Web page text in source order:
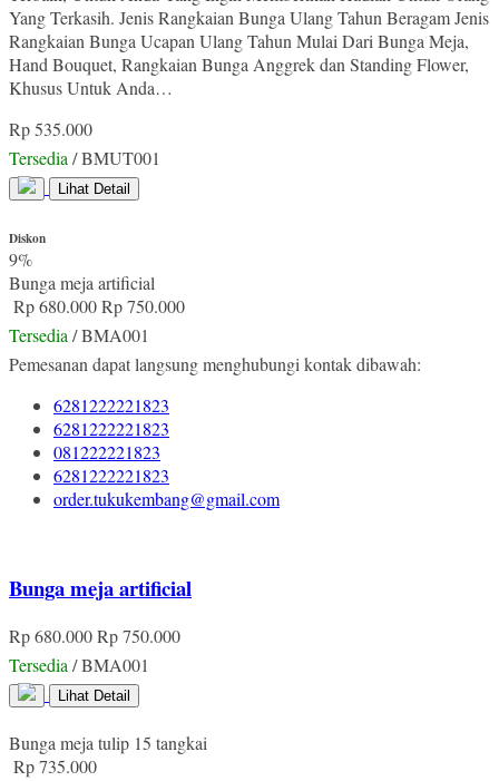
Yang Terkasih. Jenis Rangkaian Bunga Ulang Tahun Beragam Jenis
Rangkaian Bunga Ucapan Ulang Tahun Mulai Dari Bunga Meja,
Hand Bouquet, Rangkaian Bunga Anggrek dan Standing Flower,
Khusus Untuk Anda…
Rp 535.000
Tersedia / BMUT001
Lihat Detail
Diskon
9%
Bunga meja artificial
Rp 680.000Rp 750.000
Tersedia / BMA001
Pemesanan dapat langsung menghubungi kontak dibawah:
6281222221823
6281222221823
081222221823
6281222221823
order.tukukembang@gmail.com
Bunga meja artificial
Rp 680.000Rp 750.000
Tersedia / BMA001
Lihat Detail
Bunga meja tulip 15 tangkai
Rp 735.000